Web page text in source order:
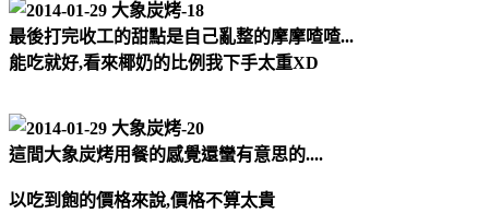
最後打完收工的甜點是自己亂整的摩摩喳喳...
能吃就好,看來椰奶的比例我下手太重XD
這間大象炭烤用餐的感覺還蠻有意思的....
以吃到飽的價格來說,價格不算太貴